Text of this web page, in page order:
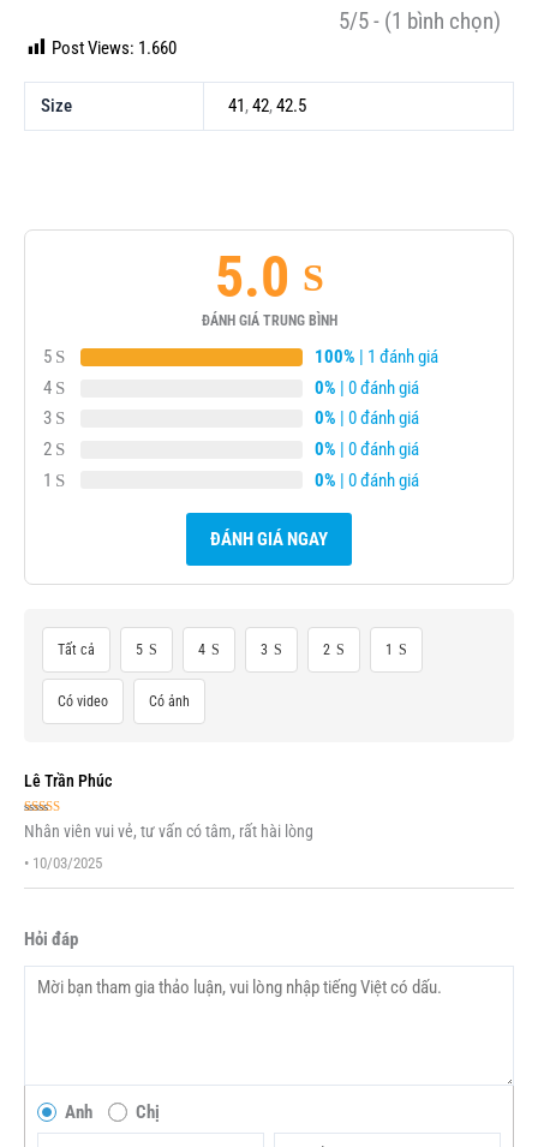
5/5 - (1 bình chọn)
Post Views: 1.660
Size 41 ,42,42.5
5.0
ĐÁNH GIÁ TRUNG BÌNH
5 100% | 1 đánh giá
4
0% | 0 đánh giá
3
0% | 0 đánh giá
2
0% | 0 đánh giá
1
0% | 0 đánh giá
ĐÁNH GIÁ NGAY
Tất cả 5 4 3 2 1
Có video Có ảnh
Lê Trần Phúc
Được xếp
hạng5 5 sao
Nhân viên vui vẻ, tư vấn có tâm, rất hài lòng
• 10/03/2025
Hỏi đáp
Anh Chị